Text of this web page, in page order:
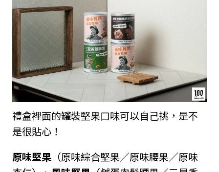
禮盒裡面的罐裝堅果口味可以自己挑，是不
是很貼心！
原味堅果 （原味綜合堅果／原味腰果／原味